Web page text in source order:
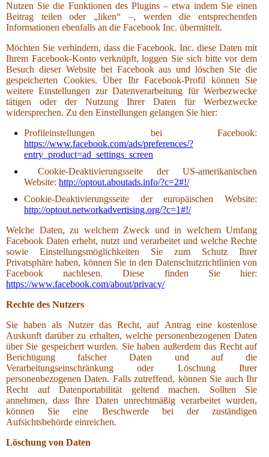
Nutzen Sie die Funktionen des Plugins – etwa indem Sie einen
Beitrag teilen oder „liken“ –, werden die entsprechenden
Informationen ebenfalls an die Facebook Inc. übermittelt.
Möchten Sie verhindern, dass die Facebook. Inc. diese Daten mit
Ihrem Facebook-Konto verknüpft, loggen Sie sich bitte vor dem
Besuch dieser Website bei Facebook aus und löschen Sie die
gespeicherten Cookies. Über Ihr Facebook-Profil können Sie
weitere Einstellungen zur Datenverarbeitung für Werbezwecke
tätigen oder der Nutzung Ihrer Daten für Werbezwecke
widersprechen. Zu den Einstellungen gelangen Sie hier:
Profileinstellungen bei Facebook:
https://www.facebook.com/ads/preferences/?
entry_product=ad_settings_screen
Cookie-Deaktivierungsseite der US-amerikanischen
Website: http://optout.aboutads.info/?c=2#!/
Cookie-Deaktivierungsseite der europäischen Website:
http://optout.networkadvertising.org/?c=1#!/
Welche Daten, zu welchem Zweck und in welchem Umfang
Facebook Daten erhebt, nutzt und verarbeitet und welche Rechte
sowie Einstellungsmöglichkeiten Sie zum Schutz Ihrer
Privatsphäre haben, können Sie in den Datenschutzrichtlinien von
Facebook nachlesen. Diese finden Sie hier:
https://www.facebook.com/about/privacy/
Rechte des Nutzers
Sie haben als Nutzer das Recht, auf Antrag eine kostenlose
Auskunft darüber zu erhalten, welche personenbezogenen Daten
über Sie gespeichert wurden. Sie haben außerdem das Recht auf
Berichtigung falscher Daten und auf die
Verarbeitungseinschränkung oder Löschung Ihrer
personenbezogenen Daten. Falls zutreffend, können Sie auch Ihr
Recht auf Datenportabilität geltend machen. Sollten Sie
annehmen, dass Ihre Daten unrechtmäßig verarbeitet wurden,
können Sie eine Beschwerde bei der zuständigen
Aufsichtsbehörde einreichen.
Löschung von Daten